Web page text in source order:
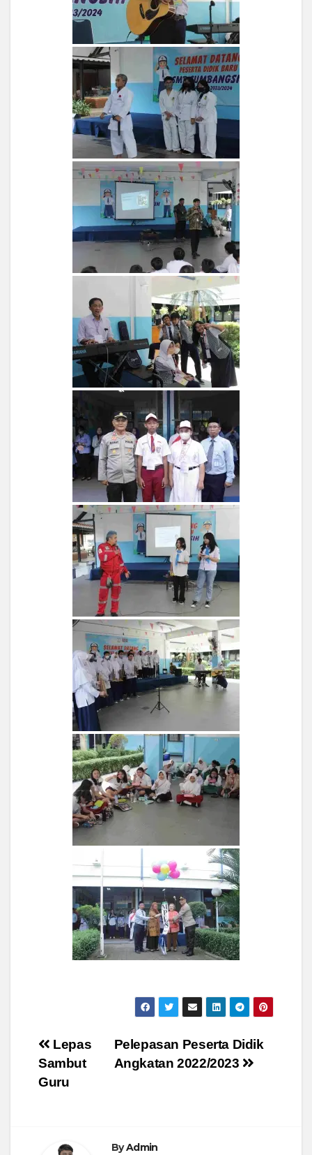
Post
navigation
Pelepasan Peserta Didik
Angkatan 2022/2023
Lepas
Sambut
Guru
ByAdmin